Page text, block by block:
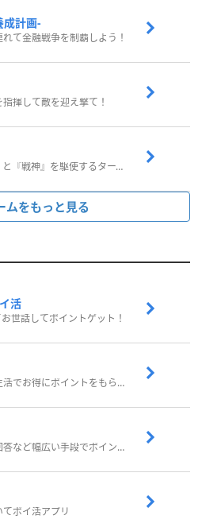
成計画-
て金融戦争を制覇しよう！
揮して敵を迎え撃て！
武器の『アビリティ』と『戦神』を駆使するターン制コマンドバトルRPG！
ムをもっと見る
活
世話してポイントゲット！
歩いてポイ活！日常生活でお得にポイントをもらおう
歩いたりアンケート回答など幅広い手段でポイントをゲット
ポイ活アプリ